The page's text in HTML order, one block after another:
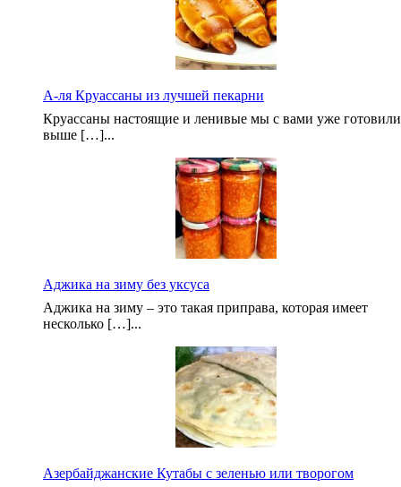
А-ля Круассаны из лучшей пекарни
Круассаны настоящие и ленивые мы с вами уже
выше […]...
Аджика на зиму без уксуса
Аджика на зиму – это такая приправа, которая имеет
несколько […]...
Азербайджанские Кутабы с зеленью или творогом